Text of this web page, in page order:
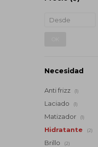
Necesidad
Anti frizz (1)
Laciado (1)
Matizador (1)
Hidratante (2)
Brillo (2)